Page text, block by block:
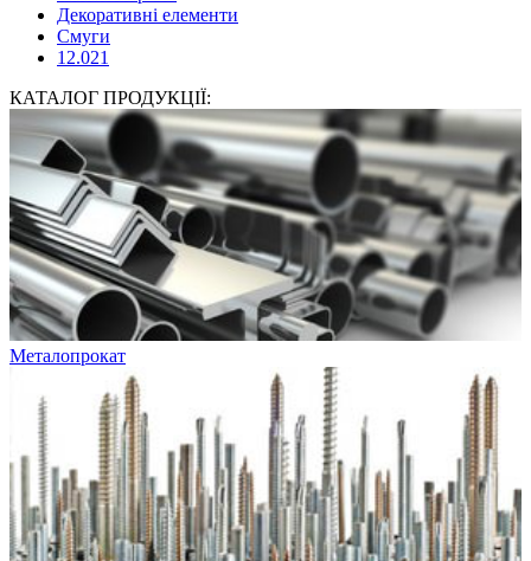
Декоративні елементи
Смуги
12.021
КАТАЛОГ ПРОДУКЦІЇ:
Металопрокат